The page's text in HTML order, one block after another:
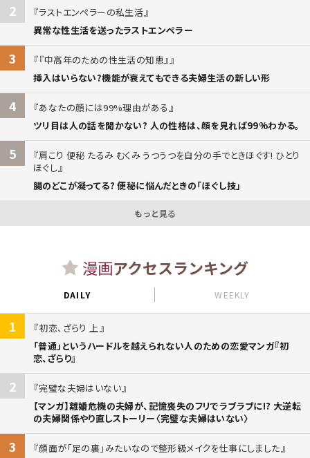
2
ラストエンペラーの私生活
異常な性生活を送ったラストエンペラー
3
『中高年のための性生活の知恵』
挿入はいらない?機能が衰えてもできる夫婦生活の新しい形
4
あなたの顔には99%理由がある
ツリ目は人の話を聞かない? 人の性格は、顔を見れば99%わかる。
5
肩こり 便秘 たるみ むくみ うつうつを自分の手でときほぐす! ひとり
ほぐし
腸のどこが凝ってる? 便秘に悩んだときの「ほぐし技」
もっと見る
漫画アクセスランキング
DAILY WEEKLY
1
初恋、ざらり 上
「普通」というハードルを越えられない人のための恋愛マンガ『初
恋、ざらり』
2
完璧な夫婦はいない
【マンガ】離婚危機の夫婦が、記憶喪失のフリでラブラブに!? 大逆転
の夫婦関係やり直しストーリー〈完璧な夫婦はいない〉
3
顔面が「足の裏」みたいなので整形級メイクを仕事にしました